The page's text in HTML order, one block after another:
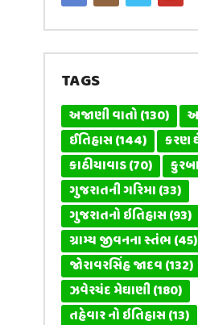
TAGS
અજાણી વાતો(130)
ઈતિહાસ(144) કરણ
કાઠીયાવાડ(70)
ગુજરાતની ગરિમા(33)
ગુજરાતનો ઇતિહાસ(93)
ગ્રામ્ય જીવનના સ્તંભ(45)
જોરાવરસિંહ જાદવ(132)
ઝવેરચંદ મેઘાણી(180)
તહેવાર નો ઇતિહાસ(13)